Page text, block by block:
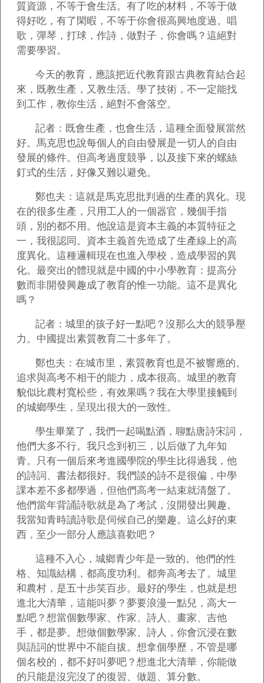
質資源，不等于會生活。有了吃的材料，不等于做
得好吃，有了閑暇，不等于你會很高興地度過。唱
歌，彈琴，打球，作詩，做對子，你會嗎？這絕對
需要學習。
今天的教育，應該把近代教育跟古典教育結合起
來，既教生產，又教生活。學了技術，不一定能找
到工作，教你生活，絕對不會落空。
記者：既會生產，也會生活，這種全面發展當然
好。馬克思也說每個人的自由發展是一切人的自由
發展的條件。但高考過度競爭，以及接下來的螺絲
釘式的生活，好像又難以避免。
鄭也夫：這就是馬克思批判過的生產的異化。現
在的很多生產，只用工人的一個器官，幾個手指
頭，別的都不用。他說這是資本主義的本質特征之
一，我很認同。資本主義首先造成了生產線上的高
度異化。這種邏輯現在也進入學校，造成學習的異
化。最突出的體現就是中國的中小學教育：提高分
數而非開發興趣成了教育的惟一功能。這不是異化
嗎？
記者：城里的孩子好一點吧？沒那么大的競爭壓
力。中國提出素質教育二十多年了。
鄭也夫：在城市里，素質教育也是不被響應的。
追求與高考不相干的能力，成本很高。城里的教育
貌似比農村寬松些，有效果嗎？我在大學里接觸到
的城鄉學生，呈現出很大的一致性。
學生畢業了，我們一起喝點酒，聊點唐詩宋詞，
他們大多不行。我只念到初三，以后做了九年知
青。只有一個后來考進國學院的學生比得過我，他
的詩詞、書法都很好。我們談的詩不是很偏，中學
課本差不多都學過，但他們高考一結束就清盤了。
他們當年背誦詩歌就是為了考試，沒開發出興趣。
我當知青時讀詩歌是伺候自己的樂趣。這么好的東
西，至少一部分人應該喜歡吧？
這種不入心，城鄉青少年是一致的。他們的性
格、知識結構，都高度功利。都奔高考去了。城里
和農村，是五十步笑百步。最好的學生，也就是想
進北大清華，這能叫夢？夢要浪漫一點兒，高大一
點吧？想當個數學家、作家、詩人、畫家、吉他
手，都是夢。想做個數學家、詩人，你會沉浸在數
與語詞的世界中不能自拔。想拿個學歷，不管是哪
個名校的，都不好叫夢吧？想進北大清華，你能做
的只能是沒完沒了的復習、做題、算分數。